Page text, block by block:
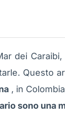
dei Caraibi,
Questo
, in
sono una